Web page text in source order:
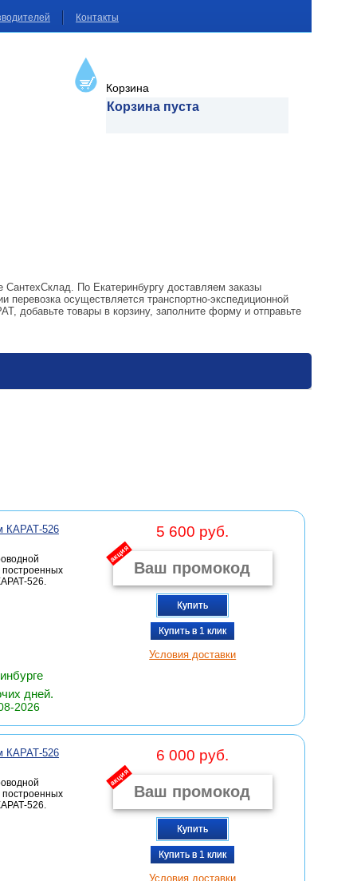
Контакты
Корзина
Корзина пуста
По Екатеринбургу доставляем заказы
осуществляется транспортно-экспедиционной
добавьте товары в корзину, заполните форму и отправьте
КАРАТ-526
построенных
526.
5 600 руб.
акция
Купить
Купить в 1 клик
Условия доставки
дней.
2026
КАРАТ-526
построенных
526.
6 000 руб.
акция
Купить
Купить в 1 клик
Условия доставки